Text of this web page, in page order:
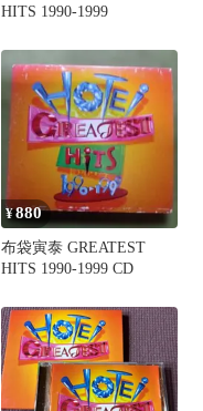
HITS 1990-1999
¥880
布袋寅泰 GREATEST
HITS 1990-1999 CD